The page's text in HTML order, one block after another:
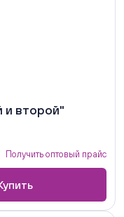
второй"
Получить оптовый прайс